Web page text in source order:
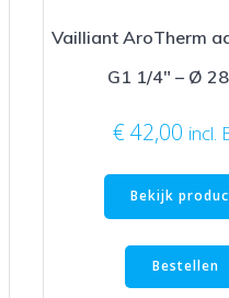
Vailliant AroTherm
G1 1/4″ – Ø
€ 42,00 incl.
Bekijk
Bestellen